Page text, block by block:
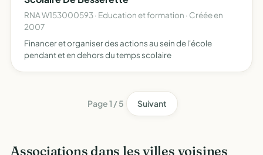
RNA W153000593 · Education et formation · Créée en
2007
Financer et organiser des actions au sein de l'école
pendant et en dehors du temps scolaire
Page 1 / 5 Suivant
Associations dans les villes voisines